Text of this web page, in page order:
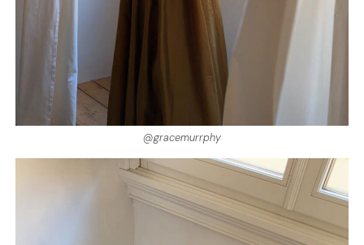
@gracemurrphy